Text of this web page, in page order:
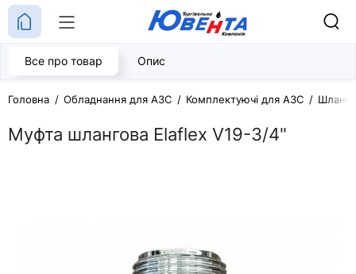
Головна Обладнання для АЗС Комплектуючі для АЗС
Муфта шлангова Elaflex V19-3/4"
Все про товар Опис